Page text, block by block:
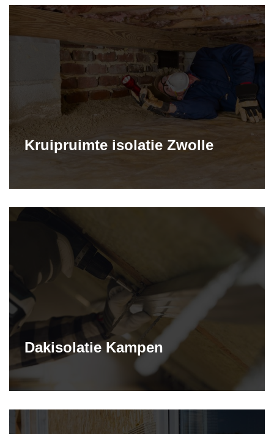
Kruipruimte isolatie Zwolle
Dakisolatie Kampen